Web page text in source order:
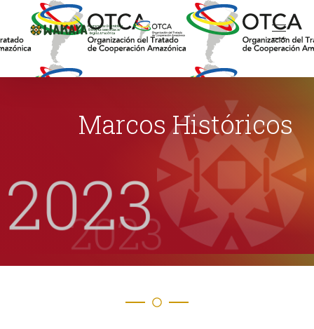
Wakaya - Programa de Diversidade Biológica para a Bacia/Região Amazônica
Marcos Históricos